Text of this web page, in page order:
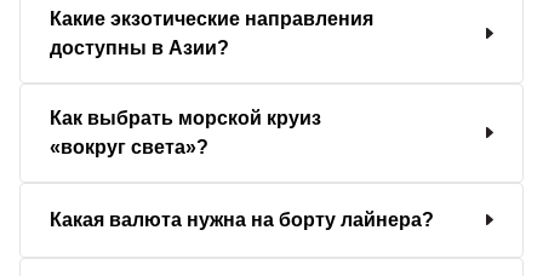
Какие экзотические направления
доступны в Азии?
Как выбрать морской круиз
«вокруг света»?
Какая валюта нужна на борту лайнера?